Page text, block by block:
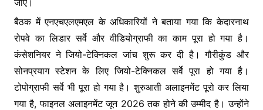
बैठक में एनएचएलएमएल के अधिकारियों ने बताया गया कि केदारनाथ
रोपवे का लिडार सर्वे और वीडियोग्राफी का काम पूरा हो गया है।
कंसेशनियर ने जियो-टेक्निकल जांच शुरू कर दी है। गौरीकुंड और
सोनप्रयाग स्टेशन के लिए जियो-टेक्निकल सर्वे पूरा हो गया है।
टोपोग्राफी सर्वे भी पूरा हो गया है। शुरुआती अलाइनमेंट पूरो कर लिया
गया है, फाइनल अलाइनमेंट जून 2026 तक होने की उम्मीद है। उन्होंने